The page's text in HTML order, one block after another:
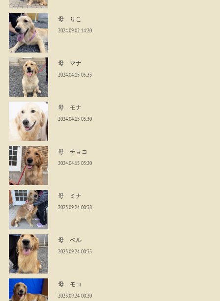
母 りこ
2024.09.02 14:20
母 マナ
2024.04.15 05:33
母 モナ
2024.04.15 05:30
母 チョコ
2024.04.15 05:20
母 ミナ
2023.09.24 00:38
母 ベル
2023.09.24 00:35
母 モコ
2023.09.24 00:20